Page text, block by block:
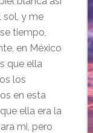
sol, y me
tiempo,
en México
que ella
los
en esta
ella era la
mi, pero